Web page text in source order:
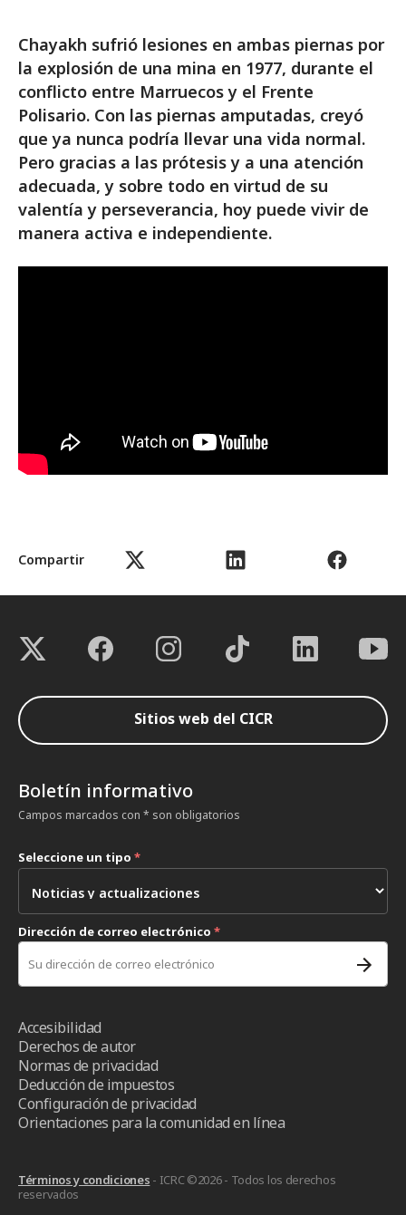
Compartir
Chayakh sufrió lesiones en ambas piernas por
la explosión de una mina en 1977, durante el
conflicto entre Marruecos y el Frente
Polisario. Con las piernas amputadas, creyó
que ya nunca podría llevar una vida normal.
Pero gracias a las prótesis y a una atención
adecuada, y sobre todo en virtud de su
valentía y perseverancia, hoy puede vivir de
manera activa e independiente.
Sitios web del CICR
Boletín informativo
Campos marcados con * son obligatorios
Seleccione un tipo *
Dirección de correo electrónico *
Accesibilidad
Derechos de autor
Normas de privacidad
Deducción de impuestos
Configuración de privacidad
Orientaciones para la comunidad en línea
Términos y condiciones - ICRC ©2026 - Todos los derechos
reservados